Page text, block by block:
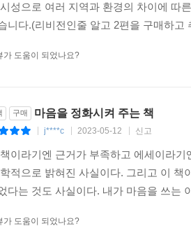
선명한 대비를 보여주는 사진을 비
정 등 책 속의 총 120여 컷의 올컬러 사
성으로 여러 지역과 환경의 차이에 따
니다.(리비전인줄 알고 2편을 구매하
가 도움이 되었나요?
구매 마음을 정화시켜 주는 책
j****c 2023-05-12 신고
이라기엔 근거가 부족하고 에세이라
적으로 밝혀진 사실이다. 그리고 이
다는 것도 사실이다. 내가 마음을 쓰는
가 도움이 되었나요?